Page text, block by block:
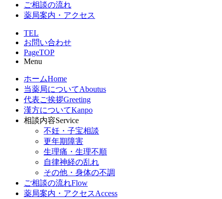
ご相談の流れ
薬局案内・アクセス
TEL
お問い合わせ
PageTOP
Menu
ホームHome
当薬局についてAboutus
代表ご挨拶Greeting
漢方についてKanpo
相談内容Service
不妊・子宝相談
更年期障害
生理痛・生理不順
自律神経の乱れ
その他・身体の不調
ご相談の流れFlow
薬局案内・アクセスAccess